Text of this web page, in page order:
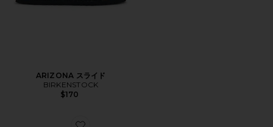
ARIZONA スライド
BIRKENSTOCK
$170